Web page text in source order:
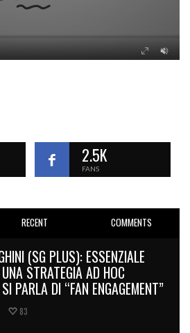
2.5K
FANS
RECENT COMMENTS
(SG PLUS): ESSENZIALE
UNA STRATEGIA AD HOC
PARLA DI “FAN ENGAGEMENT”
83